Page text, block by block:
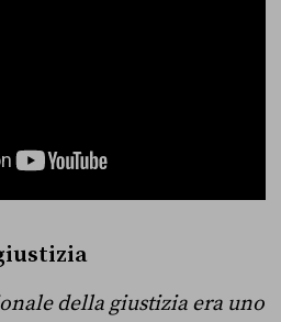
della giustizia era uno